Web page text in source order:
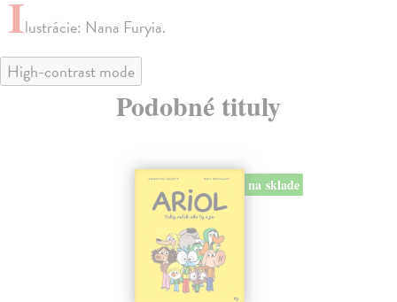
Ilustrácie: Nana Furyia.
High-contrast mode
Podobné tituly
na sklade